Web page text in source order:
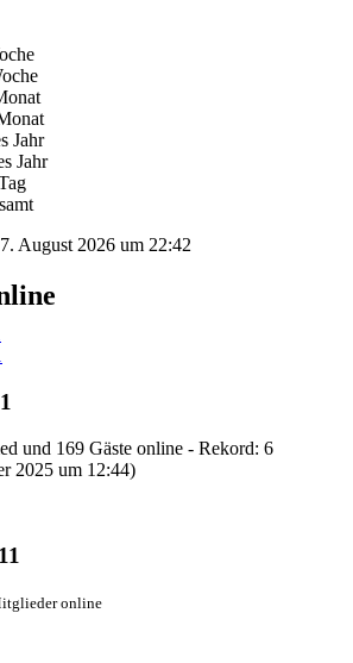
Jahr
Jahr
7. August 2026 um 22:42
1
und 169 Gäste online - Rekord: 6
2025 um 12:44)
11
online